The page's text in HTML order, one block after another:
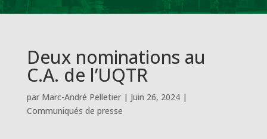
Deux nominations au
C.A. de l’UQTR
par Marc-André Pelletier| Juin 26, 2024|
Communiqués de presse